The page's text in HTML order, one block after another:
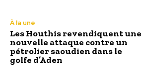
À la une
Les Houthis revendiquent une
nouvelle attaque contre un
pétrolier saoudien dans le
golfe d’Aden